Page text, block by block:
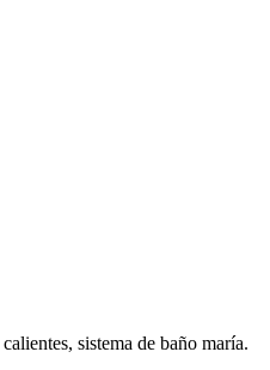
sistema de baño maría.